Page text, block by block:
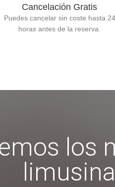
Cancelación Gratis
Puedes cancelar sin coste hasta 24
horas antes de la reserva.
los